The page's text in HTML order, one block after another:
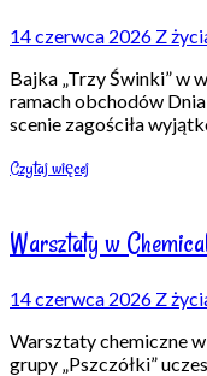
14 czerwca 2026 Z
Bajka „Trzy Świnki” w
ramach obchodów
scenie zagościła
Czytaj więcej
Warsztaty w
14 czerwca 2026 Z
Warsztaty chemiczne
grupy „Pszczółki”